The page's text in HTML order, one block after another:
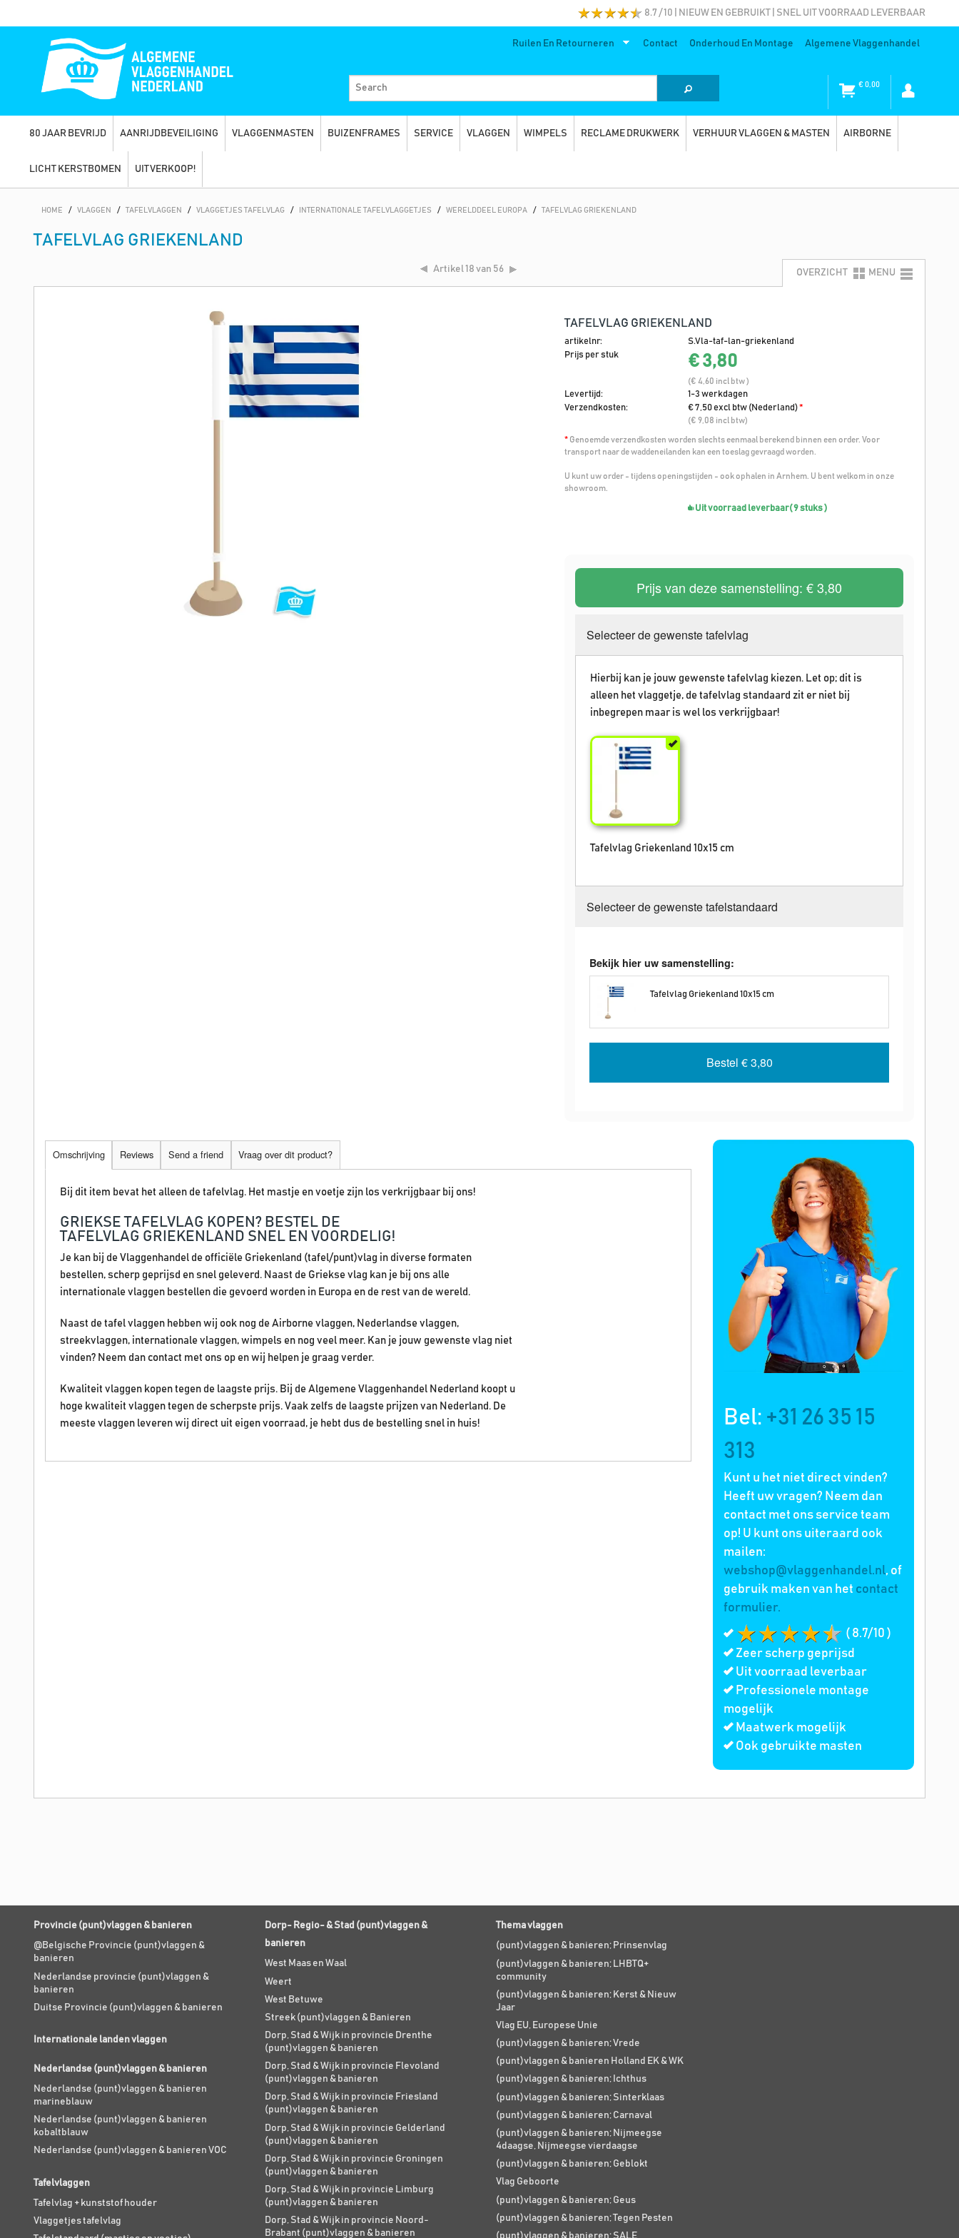
8.7 / 10 | NIEUW EN GEBRUIKT | SNEL UIT VOORRAAD LEVERBAAR
Ruilen En Retourneren Contact Onderhoud En Montage Algemene Vlaggenhandel
€0,00
80 JAAR BEVRIJD AANRIJDBEVEILIGING VLAGGENMASTEN BUIZENFRAMES SERVICE VLAGGEN WIMPELS RECLAME DRUKWERK VERHUUR VLAGGEN & MASTEN AIRBORNE
LICHT KERSTBOMEN UITVERKOOP!
HOME / VLAGGEN / TAFELVLAGGEN / VLAGGETJES TAFELVLAG / INTERNATIONALE TAFELVLAGGETJES / WERELDDEEL EUROPA / TAFELVLAG GRIEKENLAND
TAFELVLAG GRIEKENLAND
Artikel18 van 56 OVERZICHT MENU
TAFELVLAG GRIEKENLAND
artikelnr:
S.Vla-taf-lan-griekenland
Prijs per stuk
€ 3,80
(€ 4,60 incl btw )
Levertijd:
1-3 werkdagen
Verzendkosten:
€ 7,50 excl btw (Nederland)*
(€ 9,08 incl btw)
* Genoemde verzendkosten worden slechts eenmaal berekend binnen een order. Voor
transport naar de waddeneilanden kan een toeslag gevraagd worden.
U kunt uw order - tijdens openingstijden - ook ophalen in Arnhem. U bent welkom in onze
showroom.
Uit voorraad leverbaar( 9 stuks )
Prijs van deze samenstelling: € 3,80
Selecteer de gewenste tafelvlag
Hierbij kan je jouw gewenste tafelvlag kiezen. Let op; dit is
alleen het vlaggetje, de tafelvlag standaard zit er niet bij
inbegrepen maar is wel los verkrijgbaar!
Tafelvlag Griekenland 10x15 cm
Selecteer de gewenste tafelstandaard
Bekijk hier uw samenstelling:
Tafelvlag Griekenland 10x15 cm
Bestel € 3,80
Bel: +31 26 35 15
313
Kunt u het niet direct vinden?
Heeft uw vragen? Neem dan
contact met ons service team
op! U kunt ons uiteraard ook
mailen:
webshop@vlaggenhandel.nl, of
gebruik maken van het contact
formulier.
( 8.7/10 )
Zeer scherp geprijsd
Uit voorraad leverbaar
Professionele montage
mogelijk
Maatwerk mogelijk
Ook gebruikte masten
Omschrijving Reviews Send a friend Vraag over dit product?
Bij dit item bevat het alleen de tafelvlag. Het mastje en voetje zijn los verkrijgbaar bij ons!
GRIEKSE TAFELVLAG KOPEN? BESTEL DE
TAFELVLAG GRIEKENLAND SNEL EN VOORDELIG!
Je kan bij de Vlaggenhandel de officiële Griekenland (tafel/punt)vlag in diverse formaten
bestellen, scherp geprijsd en snel geleverd. Naast de Griekse vlag kan je bij ons alle
internationale vlaggen bestellen die gevoerd worden in Europa en de rest van de wereld.
Naast de tafel vlaggen hebben wij ook nog de Airborne vlaggen, Nederlandse vlaggen,
streekvlaggen, internationale vlaggen, wimpels en nog veel meer. Kan je jouw gewenste vlag niet
vinden? Neem dan contact met ons op en wij helpen je graag verder.
Kwaliteit vlaggen kopen tegen de laagste prijs. Bij de Algemene Vlaggenhandel Nederland koopt u
hoge kwaliteit vlaggen tegen de scherpste prijs. Vaak zelfs de laagste prijzen van Nederland. De
meeste vlaggen leveren wij direct uit eigen voorraad, je hebt dus de bestelling snel in huis!
Provincie (punt)vlaggen & banieren
@Belgische Provincie (punt)vlaggen &
banieren
Nederlandse provincie (punt)vlaggen &
banieren
Duitse Provincie (punt)vlaggen & banieren
Internationale landen vlaggen
Nederlandse (punt)vlaggen & banieren
Nederlandse (punt)vlaggen & banieren
marineblauw
Nederlandse (punt)vlaggen & banieren
kobaltblauw
Nederlandse (punt)vlaggen & banieren VOC
Tafelvlaggen
Tafelvlag + kunststof houder
Vlaggetjes tafelvlag
Dorp- Regio- & Stad (punt)vlaggen &
banieren
West Maas en Waal
Weert
West Betuwe
Streek (punt)vlaggen & Banieren
Dorp, Stad & Wijk in provincie Drenthe
(punt)vlaggen & banieren
Dorp, Stad & Wijk in provincie Flevoland
(punt)vlaggen & banieren
Dorp, Stad & Wijk in provincie Friesland
(punt)vlaggen & banieren
Dorp, Stad & Wijk in provincie Gelderland
(punt)vlaggen & banieren
Dorp, Stad & Wijk in provincie Groningen
(punt)vlaggen & banieren
Dorp, Stad & Wijk in provincie Limburg
(punt)vlaggen & banieren
Dorp, Stad & Wijk in provincie Noord-
Brabant (punt)vlaggen & banieren
Thema vlaggen
(punt)vlaggen & banieren; Prinsenvlag
(punt)vlaggen & banieren; LHBTQ+
community
(punt)vlaggen & banieren; Kerst & Nieuw
Jaar
Vlag EU, Europese Unie
(punt)vlaggen & banieren; Vrede
(punt)vlaggen & banieren Holland EK & WK
(punt)vlaggen & banieren; Ichthus
(punt)vlaggen & banieren; Sinterklaas
(punt)vlaggen & banieren; Carnaval
(punt)vlaggen & banieren; Nijmeegse
4daagse, Nijmeegse vierdaagse
(punt)vlaggen & banieren; Geblokt
Vlag Geboorte
(punt)vlaggen & banieren; Geus
(punt)vlaggen & banieren; Tegen Pesten
(punt)vlaggen & banieren; SALE